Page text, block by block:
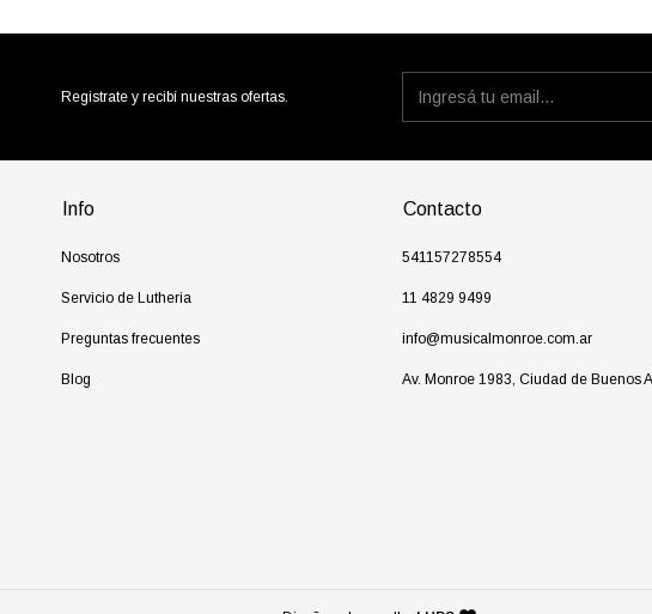
Registrate y recibí nuestras ofertas.
Info
Nosotros
Servicio de Lutheria
Preguntas frecuentes
Blog
Contacto
541157278554
11 4829 9499
info@musicalmonroe.com.ar
Av. Monroe 1983, Ciudad de Buenos